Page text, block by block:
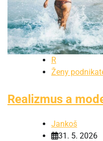
R
Ženy
Realizmus a
Jankoš
31. 5. 2026